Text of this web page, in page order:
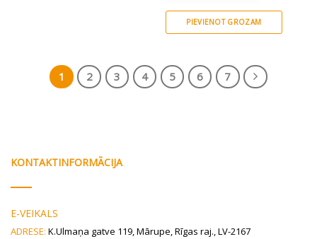
PIEVIENOT GROZAM
1 2 3 4 5 6 7
KONTAKTINFORMĀCIJA
E-VEIKALS
ADRESE: K.Ulmaņa gatve 119, Mārupe, Rīgas raj., LV-2167